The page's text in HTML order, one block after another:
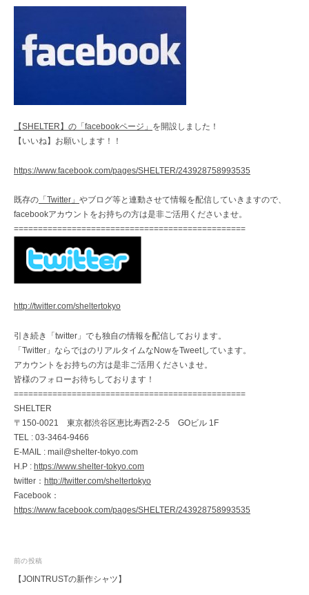
【SHELTER】の「facebookページ」 を開設しました！
【いいね】お願いします！！
https://www.facebook.com/pages/SHELTER/243928758993535
既存の 「Twitter」 やブログ等と連動させて情報を配信していきますので、
facebookアカウントをお持ちの方は是非ご活用くださいませ。
================================================
http://twitter.com/sheltertokyo
引き続き「twitter」でも独自の情報を配信しております。
「Twitter」ならではのリアルタイムなNowをTweetしています。
アカウントをお持ちの方は是非ご活用くださいませ。
皆様のフォローお待ちしております！
================================================
SHELTER
〒150-0021 東京都渋谷区恵比寿西2-2-5 GOビル 1F
TEL : 03-3464-9466
E-MAIL : mail@shelter-tokyo.com
H.P : https://www.shelter-tokyo.com
twitter： http://twitter.com/sheltertokyo
Facebook：
https://www.facebook.com/pages/SHELTER/243928758993535
投
稿
前の投稿
【JOINTRUSTの新作シャツ】